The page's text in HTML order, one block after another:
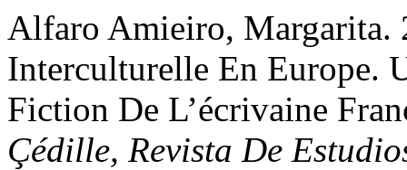
Alfaro Amieiro, Margarita.
Interculturelle En Europe.
Fiction De L’écrivaine
Çédille, Revista De